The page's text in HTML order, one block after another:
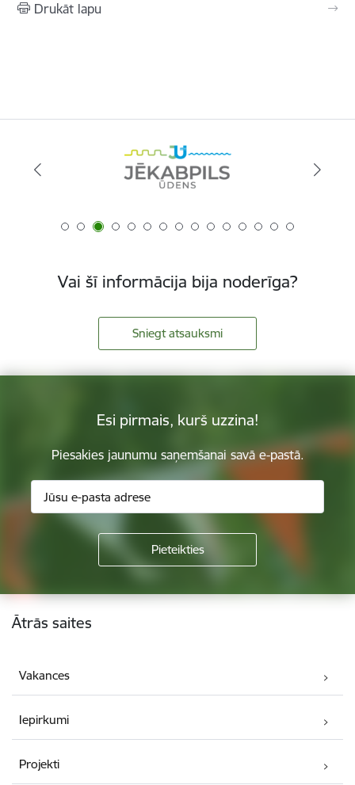
Drukāt lapu
Vai šī informācija bija noderīga?
Sniegt atsauksmi
Esi pirmais, kurš uzzina!
Piesakies jaunumu saņemšanai savā e-pastā.
Kājene
Ātrās saites
Vakances
Iepirkumi
Projekti